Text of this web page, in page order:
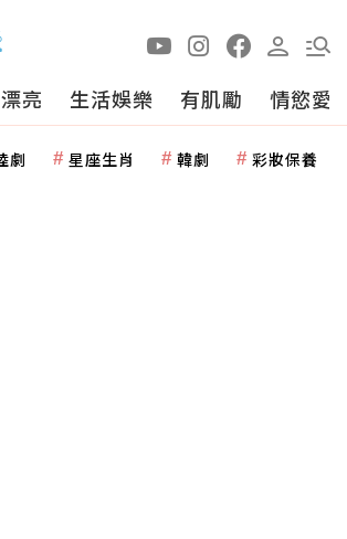
亮 生活娛樂 有肌勵 情慾愛
劇 星座生肖 韓劇 彩妝保養